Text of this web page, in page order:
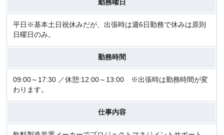
勤務曜日
平日※基本土日祝休みだが、出張時は週6日勤務で休みは原則
日曜日のみ。
勤務時間
09:00～17:30 ／休憩:12:00～13:00 ※出張時は勤務時間が変
わります。
仕事内容